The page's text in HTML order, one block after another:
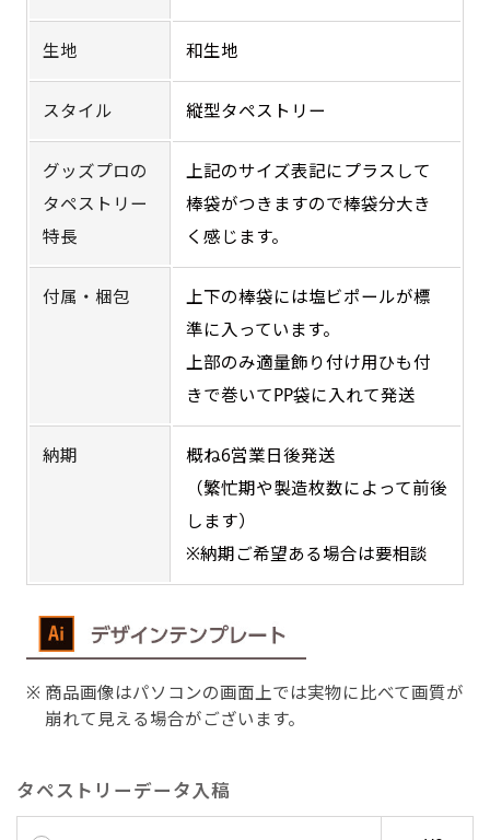
生地 和生地
スタイル 縦型タペストリー
グッズプロの
タペストリー
特長
上記のサイズ表記にプラスして
棒袋がつきますので棒袋分大き
く感じます。
付属・梱包
上下の棒袋には塩ビポールが標
準に入っています。
上部のみ適量飾り付け用ひも付
きで巻いてPP袋に入れて発送
納期
概ね6営業日後発送
（繁忙期や製造枚数によって前後
します）
※納期ご希望ある場合は要相談
商品画像はパソコンの画面上では実物に比べて画質が
崩れて見える場合がございます。
タペストリーデータ入稿
店内用です。お客さんの歩行や陳列した商品の邪
魔になりにくいのがポイントです。ハーフ用のポ
ールが必要です。
台座タイプ・吸盤タイプ・クリップタイプがござ
います。レジカウンターや商品棚にぴったりで
す。かわいいい＆おしゃれなのぼりです。台はセ
ットでついてます。
遠くからでも視認しやすいジャンボサイズです。
駐車場などのスペースに余裕がある場所で大々的
に宣伝できます。
4mまたは5mのポールが必要です。
店内用です。お客さんの歩行や陳列した商品の邪
魔になりにくいのがポイントです。ハーフ用のポ
ールが必要です。
台座タイプ・吸盤タイプ・クリップタイプがござ
います。レジカウンターや商品棚にぴったりで
す。かわいいい＆おしゃれなのぼりです。台はセ
ットでついてます。
遠くからでも視認しやすいジャンボサイズです。
駐車場などのスペースに余裕がある場所で大々的
に宣伝できます。
4mまたは5mのポールが必要です。
のぼり旗の防炎加工は、消防法で定められてい
る場所でのぼり旗を使用する際に推奨されてい
ます。防炎加工によってのぼり旗が炎に触れても
るに近くなるイメージ）一般的な方法は、旗の
素材に特殊な化学薬品を使用して延焼を抑えま